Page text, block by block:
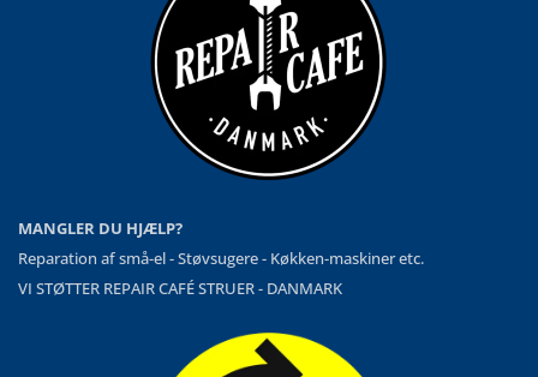
MANGLER DU HJÆLP?
Reparation af små-el - Støvsugere - Køkken-maskiner etc.
VI STØTTER REPAIR CAFÉ STRUER - DANMARK